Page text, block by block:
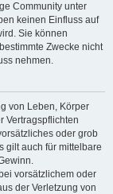
Community unter
keinen Einfluss auf
Sie können
Zwecke nicht
nehmen.
von Leben, Körper
Vertragspflichten
oder grob
gilt auch für mittelbare
vorsätzlichem oder
der Verletzung von